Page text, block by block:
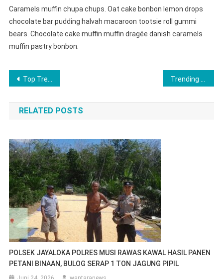
Caramels muffin chupa chups. Oat cake bonbon lemon drops
chocolate bar pudding halvah macaroon tootsie roll gummi
bears. Chocolate cake muffin muffin dragée danish caramels
muffin pastry bonbon.
Navigasi
pos
Top Trending Fashion Looks For 2023
RELATED POSTS
POLSEK JAYALOKA POLRES MUSI RAWAS KAWAL HASIL PANEN
PETANI BINAAN, BULOG SERAP 1 TON JAGUNG PIPIL